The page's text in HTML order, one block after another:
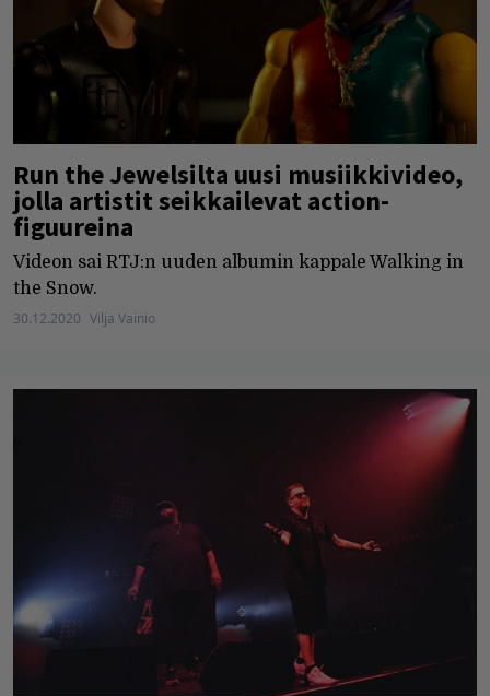
Run the Jewelsilta uusi musiikkivideo,
jolla artistit seikkailevat action-
figuureina
Videon sai RTJ:n uuden albumin kappale Walking in
the Snow.
30.12.2020 Vilja Vainio